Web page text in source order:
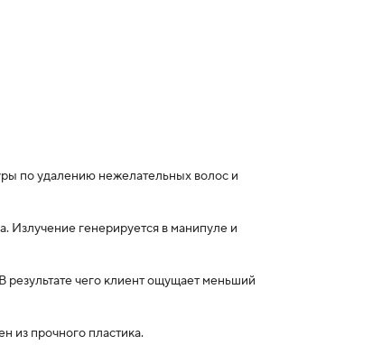
по удалению нежелательных волос и
Излучение генерируется в манипуле и
чего клиент ощущает меньший
из прочного пластика.